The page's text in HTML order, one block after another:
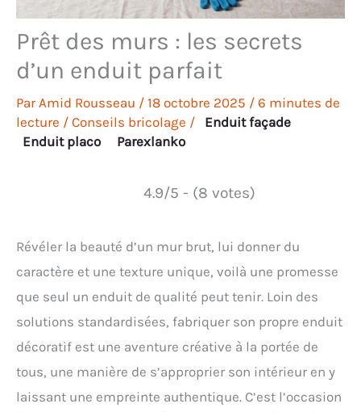
Prêt des murs : les secrets
d’un enduit parfait
Par Amid Rousseau / 18 octobre 2025 / 6 minutes de
lecture / Conseils bricolage /
Enduit façade
Enduit placo
Parexlanko
4.9/5 - (8 votes)
Révéler la beauté d’un mur brut, lui donner du
caractère et une texture unique, voilà une promesse
que seul un enduit de qualité peut tenir. Loin des
solutions standardisées, fabriquer son propre enduit
décoratif est une aventure créative à la portée de
tous, une manière de s’approprier son intérieur en y
laissant une empreinte authentique. C’est l’occasion